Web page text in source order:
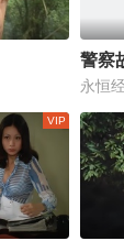
警察
永恒